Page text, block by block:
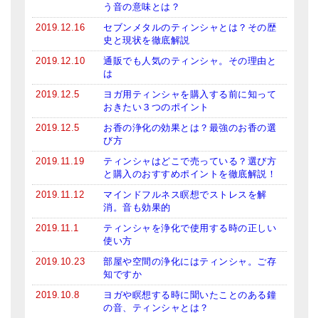
う音の意味とは？
2019.12.16
セブンメタルのティンシャとは？その歴
史と現状を徹底解説
2019.12.10
通販でも人気のティンシャ。その理由と
は
2019.12.5
ヨガ用ティンシャを購入する前に知って
おきたい３つのポイント
2019.12.5
お香の浄化の効果とは？最強のお香の選
び方
2019.11.19
ティンシャはどこで売っている？選び方
と購入のおすすめポイントを徹底解説！
2019.11.12
マインドフルネス瞑想でストレスを解
消。音も効果的
2019.11.1
ティンシャを浄化で使用する時の正しい
使い方
2019.10.23
部屋や空間の浄化にはティンシャ。ご存
知ですか
2019.10.8
ヨガや瞑想する時に聞いたことのある鐘
の音、ティンシャとは？